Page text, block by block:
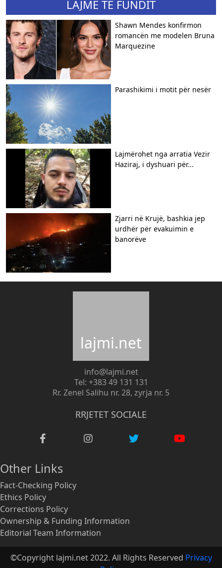
LAJME TË FUNDIT
Shawn Mendes konfirmon
romancën me modelen Bruna
Marquezine
Parashikimi i motit për nesër
Lajmërohet nga arratia Vezir
Haziraj, i dyshuari për...
Zjarri në Krujë, bashkia jep
urdhër për evakuimin e
banorëve
lajmi.net
info@lajmi.net
Tel: +383 49 131 131
Rr. Zenel Salihu nr. 28, zyrja nr. 5
RRJETET SOCIALE
Other Links
Fact-Checking Policy
Ethics Policy
Corrections Policy
Ownership & Funding Information
Editorial Team Information
©Copyright lajmi.net 2022. All Rights Reserved Privacy